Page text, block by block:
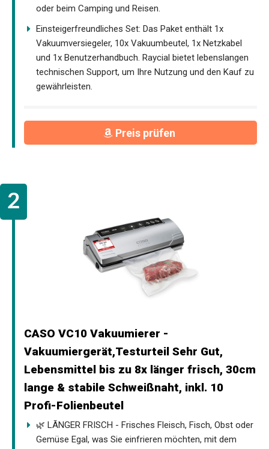
oder beim Camping und Reisen.
Einsteigerfreundliches Set: Das Paket enthält 1x
Vakuumversiegeler, 10x Vakuumbeutel, 1x Netzkabel
und 1x Benutzerhandbuch. Raycial bietet lebenslangen
technischen Support, um Ihre Nutzung und den Kauf zu
gewährleisten.
Preis prüfen
CASO VC10 Vakuumierer -
Vakuumiergerät,Testurteil Sehr Gut,
Lebensmittel bis zu 8x länger frisch, 30cm
lange & stabile Schweißnaht, inkl. 10
Profi-Folienbeutel
🌿 LÃNGER FRISCH - Frisches Fleisch, Fisch, Obst oder
Gemüse Egal, was Sie einfrieren möchten, mit dem